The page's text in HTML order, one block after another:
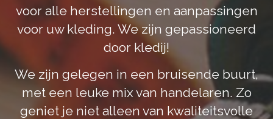
voor alle herstellingen en aanpassingen
voor uw kleding. We zijn gepassioneerd
door kledij!
We zijn gelegen in een bruisende buurt,
met een leuke mix van handelaren. Zo
geniet je niet alleen van kwaliteitsvolle